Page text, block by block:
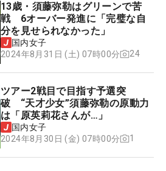
13歳・須藤弥勒はグリーンで苦
戦 6オーバー発進に「完璧な自
分を見せられなかった」
国内女子
2024年8月31日 (土) 07時00分
24
ツアー2戦目で目指す予選突
破 “天才少女”須藤弥勒の原動力
は「原英莉花さんが…」
国内女子
2024年8月30日 (金) 07時00分
1